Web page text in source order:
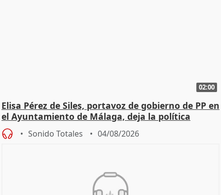
02:00
Elisa Pérez de Siles, portavoz de gobierno de PP en
el Ayuntamiento de Málaga, deja la política
Sonido Totales 04/08/2026